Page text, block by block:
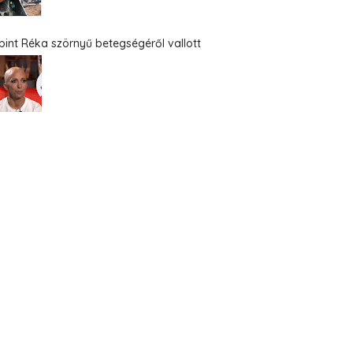
Réka szörnyű betegségéről vallott